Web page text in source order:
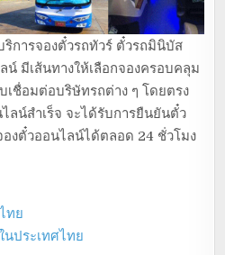
ริการจองตั๋วรถทัวร์ ตั๋วรถมินิบัส
มีเส้นทางให้เลือกจองครอบคลุม
เชื่อมต่อบริษัทรถต่าง ๆ โดยตรง
ลน์สำเร็จ จะได้รับการยืนยันตั๋ว
งตั๋วออนไลน์ได้ตลอด 24 ชั่วโมง
ทย
ประเทศไทย